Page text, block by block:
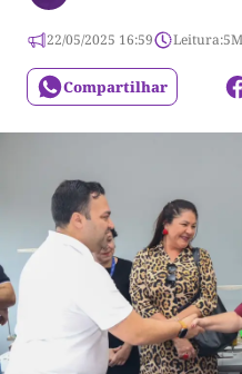
22/05/2025 16:59 Leitura:5
Compartilhar